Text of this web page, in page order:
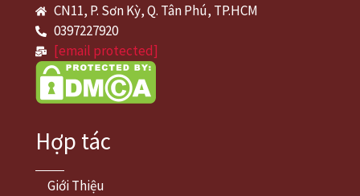
CN11, P. Sơn Kỳ, Q. Tân Phú, TP.HCM
0397227920
[email protected]
Hợp tác
Giới Thiệu